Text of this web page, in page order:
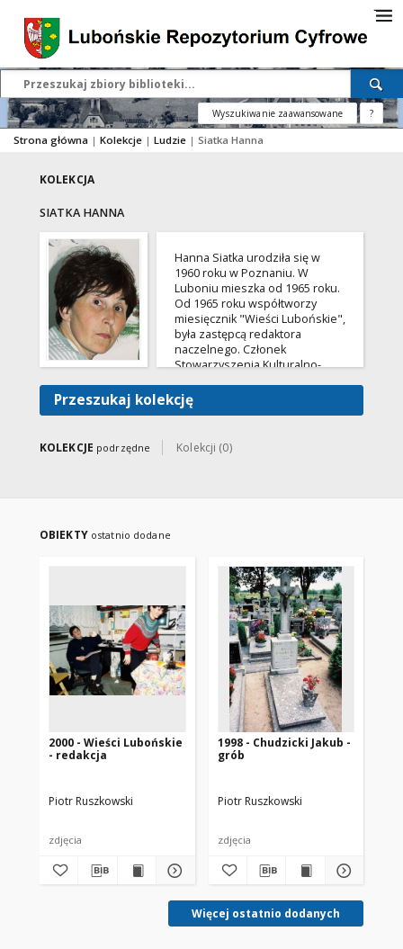
Wyszukiwanie zaawansowane ?
Strona główna | Kolekcje | Ludzie | Siatka Hanna
KOLEKCJA
SIATKA HANNA
Hanna Siatka urodziła się w
1960 roku w Poznaniu. W
Luboniu mieszka od 1965 roku.
Od 1965 roku współtworzy
miesięcznik "Wieści Lubońskie",
była zastępcą redaktora
naczelnego. Członek
Stowarzyszenia Kulturalno-
Lubońskie" i sekretarz Zarządu.
Z wykształcenia politolog.
Mickiewicza w Poznaniu na
Wydziale Nauk Społecznych.
Przeszukaj kolekcję
KOLEKCJE podrzędne Kolekcji (0)
OBIEKTY ostatnio dodane
2000 - Wieści Lubońskie
- redakcja
Piotr Ruszkowski
zdjęcia
1998 - Chudzicki Jakub -
grób
Piotr Ruszkowski
zdjęcia
Więcej ostatnio dodanych